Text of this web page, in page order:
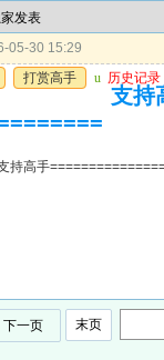
发表
05-30 15:29
打赏高手 u 历史记录
支持
持高手
下一页 末页